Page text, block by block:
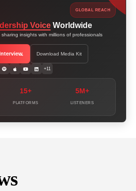
GLOBAL REACH
Voice Worldwide
insights with millions of professionals
15+
PLATFORMS
5M+
LISTENERS
+11
Download Media Kit